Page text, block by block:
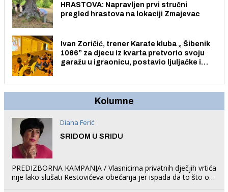
HRASTOVA: Napravljen prvi stručni
pregled hrastova na lokaciji Zmajevac
Ivan Zoričić, trener Karate kluba „ Šibenik
1066” za djecu iz kvarta pretvorio svoju
garažu u igraonicu, postavio ljuljačke i
Kolumne
Diana Ferić
SRIDOM U SRIDU
PREDIZBORNA KAMPANJA / Vlasnicima privatnih dječjih vrtića
nije lako slušati Restovićeva obećanja jer ispada da to što oni